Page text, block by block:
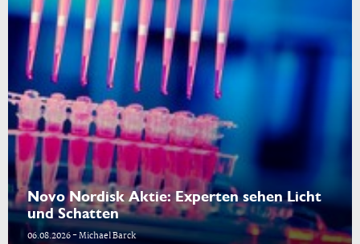
Novo Nordisk Aktie: Experten sehen Licht
und Schatten
06.08.2026 - Michael Barck